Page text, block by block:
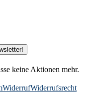
keine Aktionen mehr.
WiderrufWiderrufsrecht